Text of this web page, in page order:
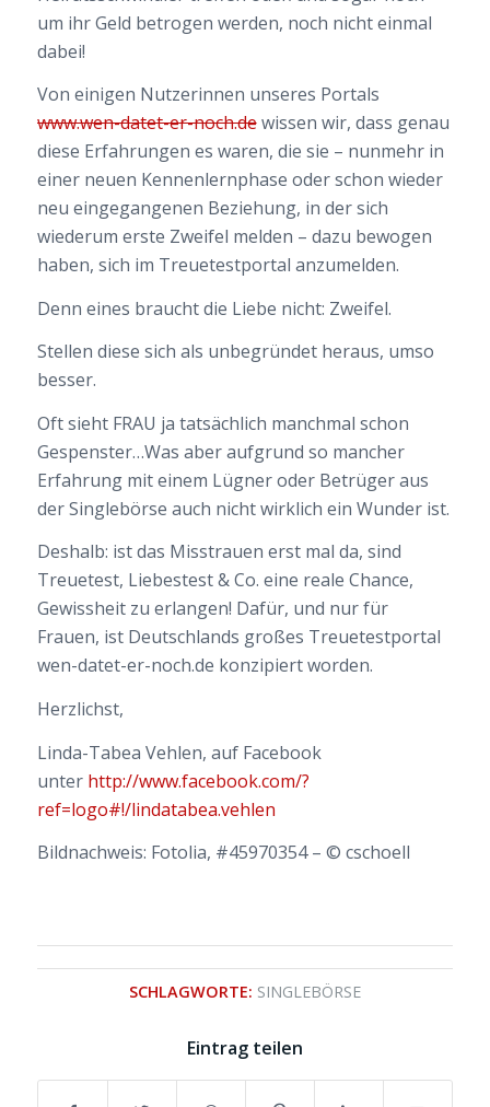
um ihr Geld betrogen werden, noch nicht einmal
dabei!
Von einigen Nutzerinnen unseres Portals
www.wen-datet-er-noch.dewissen wir, dass genau
diese Erfahrungen es waren, die sie – nunmehr in
einer neuen Kennenlernphase oder schon wieder
neu eingegangenen Beziehung, in der sich
wiederum erste Zweifel melden – dazu bewogen
haben, sich im Treuetestportal anzumelden.
Denn eines braucht die Liebe nicht: Zweifel.
Stellen diese sich als unbegründet heraus, umso
besser.
Oft sieht FRAU ja tatsächlich manchmal schon
Gespenster…Was aber aufgrund so mancher
Erfahrung mit einem Lügner oder Betrüger aus
der Singlebörse auch nicht wirklich ein Wunder ist.
Deshalb: ist das Misstrauen erst mal da, sind
Treuetest, Liebestest & Co. eine reale Chance,
Gewissheit zu erlangen! Dafür, und nur für
Frauen, ist Deutschlands großes Treuetestportal
wen-datet-er-noch.de konzipiert worden.
Herzlichst,
Linda-Tabea Vehlen, auf Facebook
unter http://www.facebook.com/?
ref=logo#!/lindatabea.vehlen
Bildnachweis: Fotolia, #45970354 – © cschoell
SCHLAGWORTE: SINGLEBÖRSE
Eintrag teilen